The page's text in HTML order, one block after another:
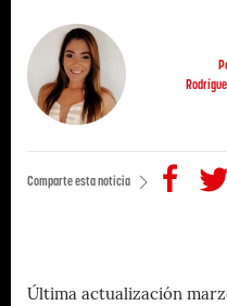
Comparte esta noticia
Última actualización